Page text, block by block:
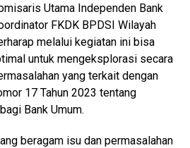
Utama Independen Bank
FKDK BPDSI Wilayah
melalui kegiatan ini bisa
untuk mengeksplorasi secara
yang terkait dengan
17 Tahun 2023 tentang
Bank Umum.
beragam isu dan permasalahan